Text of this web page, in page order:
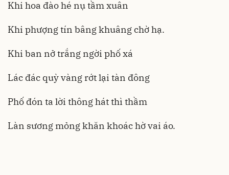
Khi hoa đào hé nụ tầm xuân
Khi phượng tín bâng khuâng chờ hạ.
Khi ban nở trắng ngời phố xá
Lác đác quỳ vàng rớt lại tàn đông
Phố đón ta lời thông hát thì thầm
Làn sương mỏng khăn khoác hờ vai áo.